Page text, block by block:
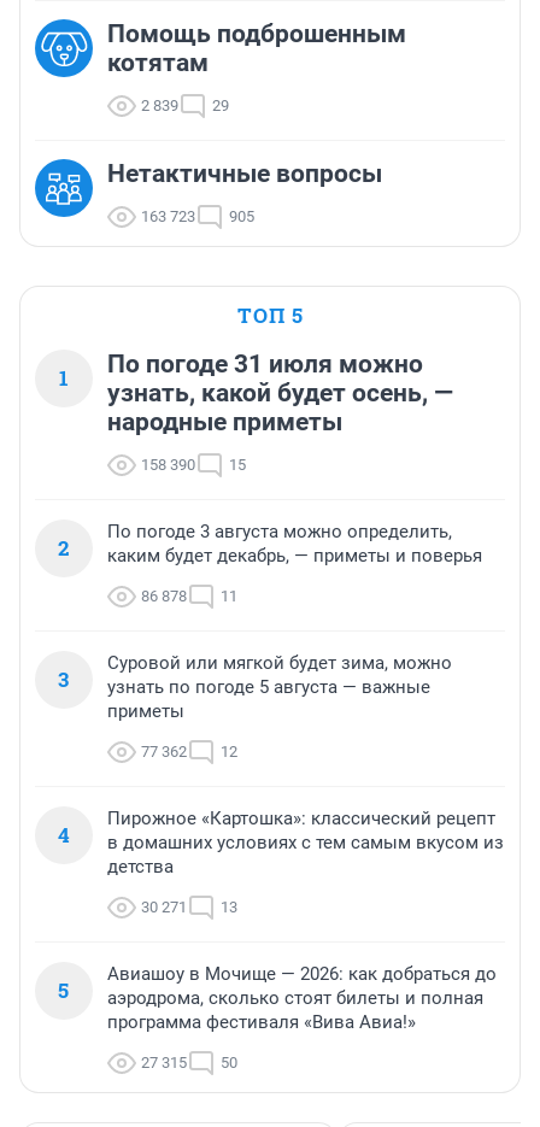
Помощь подброшенным
котятам
2 839 29
Нетактичные вопросы
163 723 905
ТОП 5
1
По погоде 31 июля можно
узнать, какой будет осень, —
народные приметы
158 390 15
2
По погоде 3 августа можно определить,
каким будет декабрь, — приметы и поверья
86 878 11
3
Суровой или мягкой будет зима, можно
узнать по погоде 5 августа — важные
приметы
77 362 12
4
Пирожное «Картошка»: классический рецепт
в домашних условиях с тем самым вкусом из
детства
30 271 13
5
Авиашоу в Мочище — 2026: как добраться до
аэродрома, сколько стоят билеты и полная
программа фестиваля «Вива Авиа!»
27 315 50